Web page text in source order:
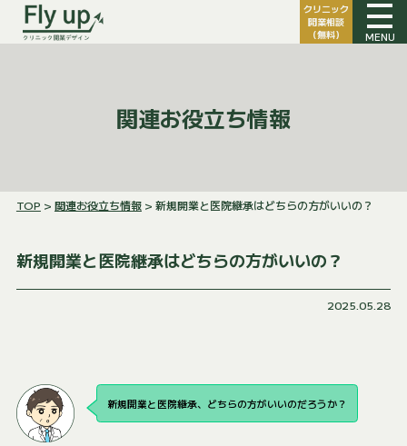
クリニック
開業相談
（無料）
MENU
関連お役立ち情報
TOP > 関連お役立ち情報> 新規開業と医院継承はどちらの方がいいの？
新規開業と医院継承はどちらの方がいいの？
2025.05.28
新規開業と医院継承、どちらの方がいいのだろうか？